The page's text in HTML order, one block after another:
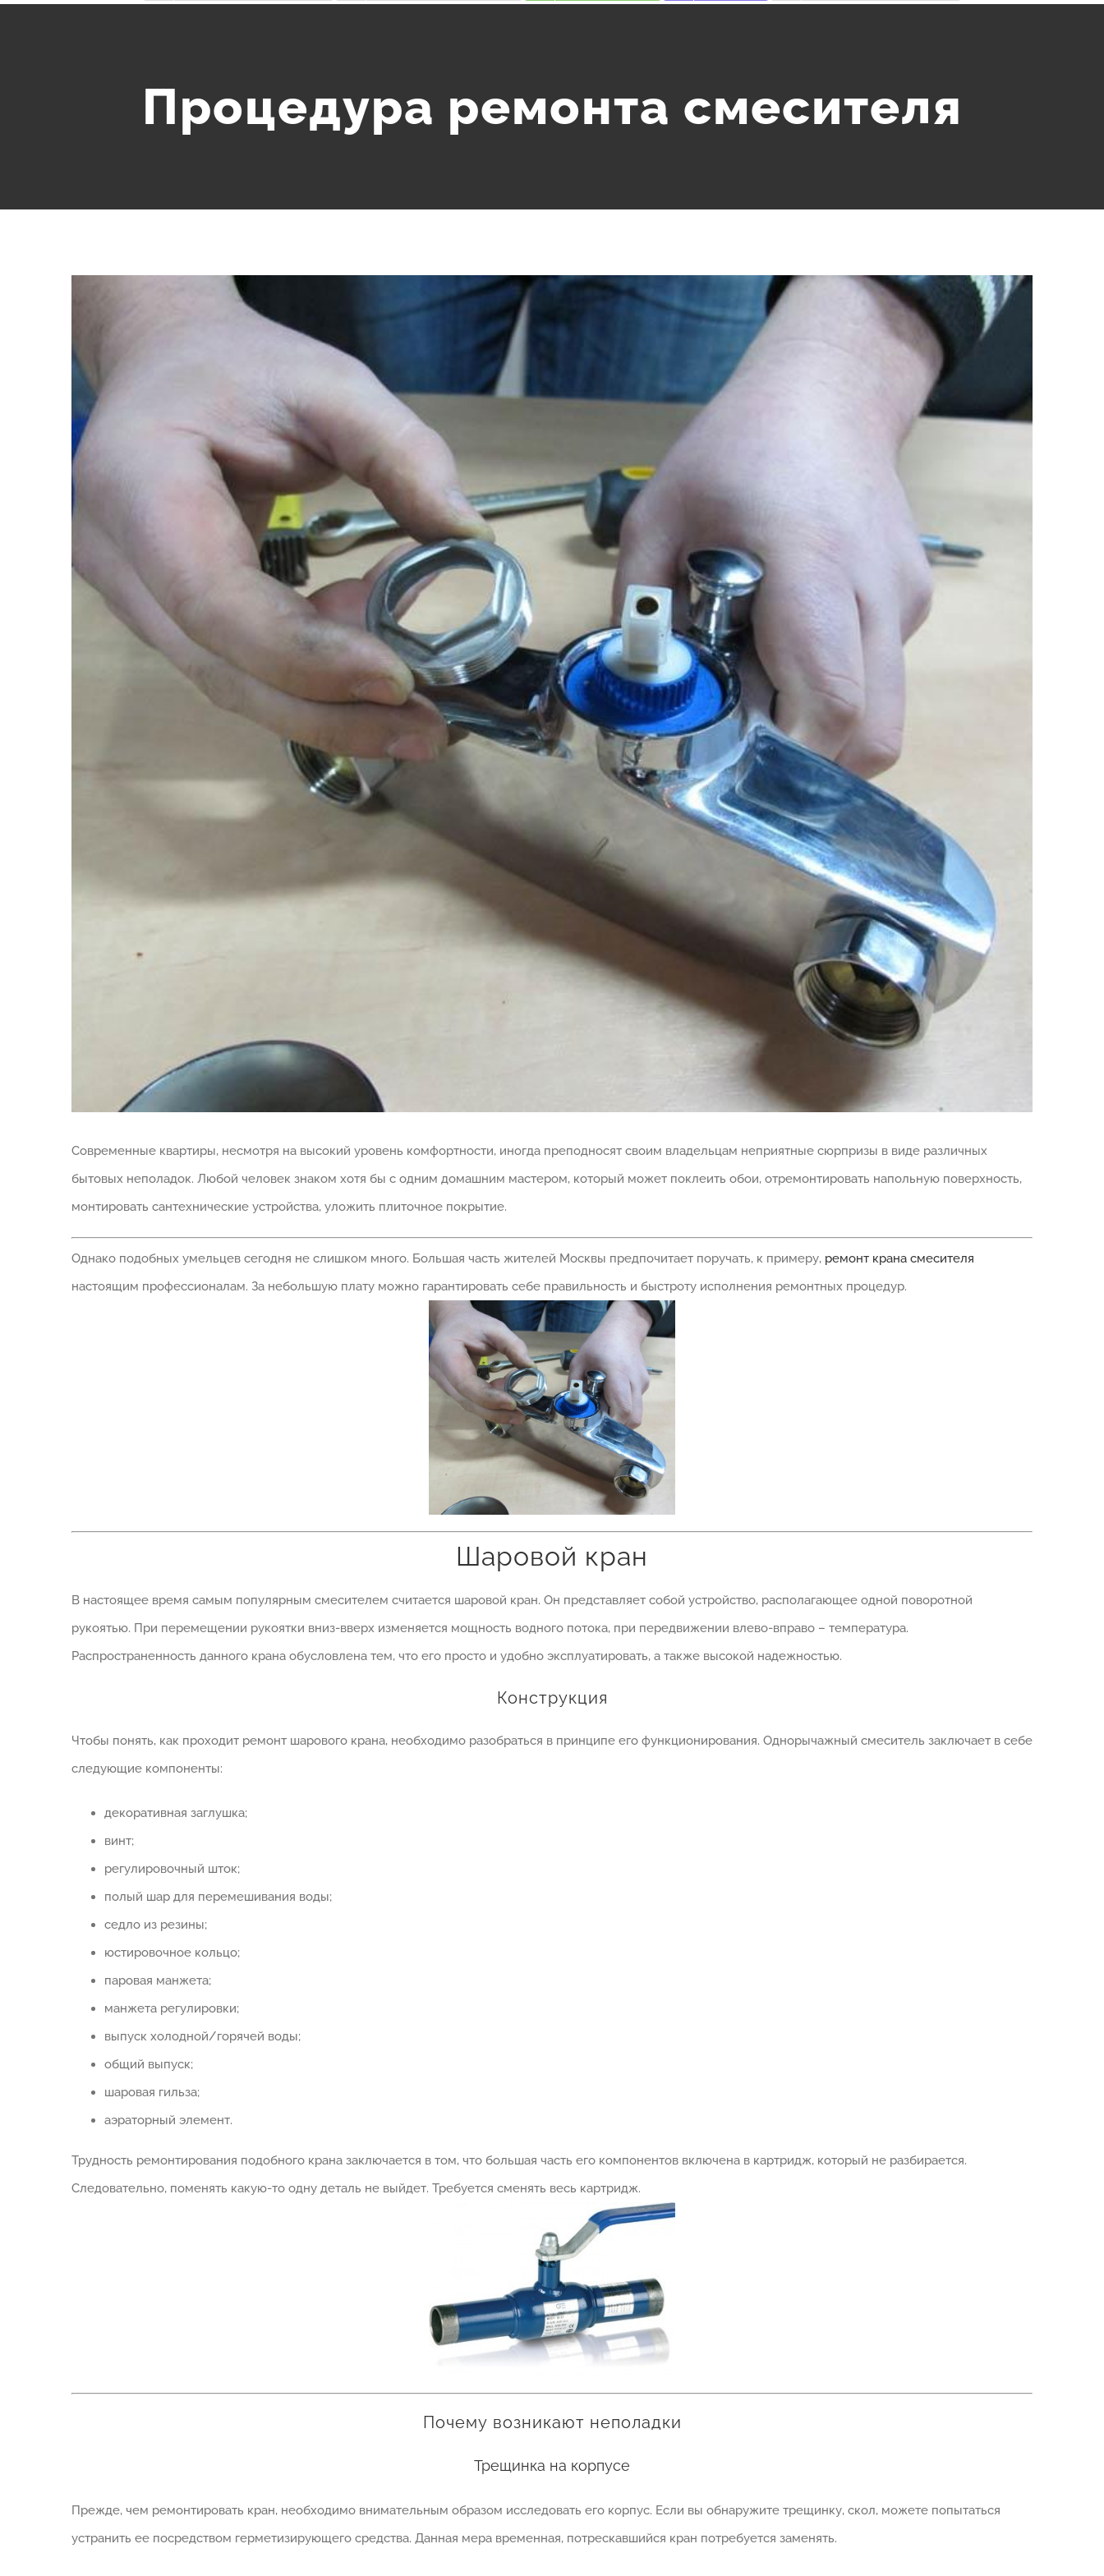
Процедура ремонта смесителя
Современные квартиры, несмотря на высокий уровень комфортности, иногда преподносят своим владельцам неприятные сюрпризы в виде различных
бытовых неполадок. Любой человек знаком хотя бы с одним домашним мастером, который может поклеить обои, отремонтировать напольную поверхность,
монтировать сантехнические устройства, уложить плиточное покрытие.
Однако подобных умельцев сегодня не слишком много. Большая часть жителей Москвы предпочитает поручать, к примеру, ремонт крана смесителя
настоящим профессионалам. За небольшую плату можно гарантировать себе правильность и быстроту исполнения ремонтных процедур.
Шаровой кран
В настоящее время самым популярным смесителем считается шаровой кран. Он представляет собой устройство, располагающее одной поворотной
рукоятью. При перемещении рукоятки вниз-вверх изменяется мощность водного потока, при передвижении влево-вправо – температура.
Распространенность данного крана обусловлена тем, что его просто и удобно эксплуатировать, а также высокой надежностью.
Конструкция
Чтобы понять, как проходит ремонт шарового крана, необходимо разобраться в принципе его функционирования. Однорычажный смеситель заключает в себе
следующие компоненты:
декоративная заглушка;
винт;
регулировочный шток;
полый шар для перемешивания воды;
седло из резины;
юстировочное кольцо;
паровая манжета;
манжета регулировки;
выпуск холодной/горячей воды;
общий выпуск;
шаровая гильза;
аэраторный элемент.
Трудность ремонтирования подобного крана заключается в том, что большая часть его компонентов включена в картридж, который не разбирается.
Следовательно, поменять какую-то одну деталь не выйдет. Требуется сменять весь картридж.
Почему возникают неполадки
Трещинка на корпусе
Прежде, чем ремонтировать кран, необходимо внимательным образом исследовать его корпус. Если вы обнаружите трещинку, скол, можете попытаться
устранить ее посредством герметизирующего средства. Данная мера временная, потрескавшийся кран потребуется заменять.